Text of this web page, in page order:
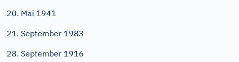
20. Mai 1941
21. September 1983
28. September 1916